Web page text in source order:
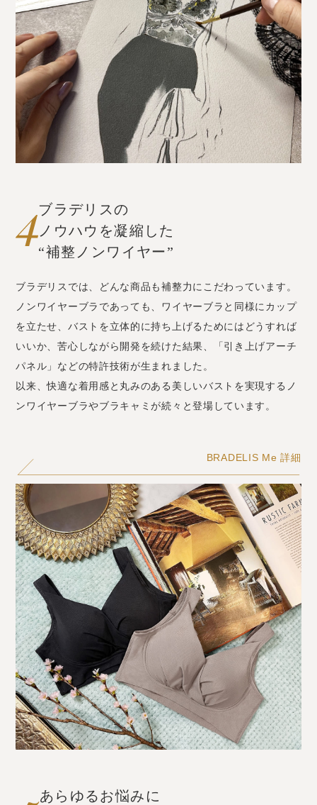
ブラデリスの
ノウハウを凝縮した
“補整ノンワイヤー”
ブラデリスでは、どんな商品も補整力にこだわっています。
ノンワイヤーブラであっても、ワイヤーブラと同様にカップ
を立たせ、バストを立体的に持ち上げるためにはどうすれば
いいか、苦心しながら開発を続けた結果、「引き上げアーチ
パネル」などの特許技術が生まれました。
以来、快適な着用感と丸みのある美しいバストを実現するノ
ンワイヤーブラやブラキャミが続々と登場しています。
BRADELIS Me 詳細
あらゆるお悩みに